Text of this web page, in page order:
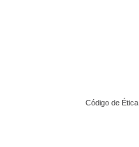
Código de Ética